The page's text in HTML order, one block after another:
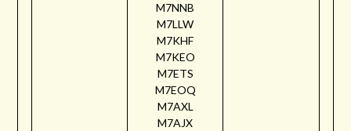
M7NNB
M7LLW
M7KHF
M7KEO
M7ETS
M7EOQ
M7AXL
M7AJX